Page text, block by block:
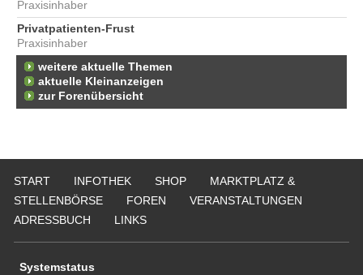
Praxisinhaber
Privatpatienten-Frust
Praxisinhaber
weitere aktuelle Themen
aktuelle Kleinanzeigen
zur Forenübersicht
START INFOTHEK SHOP
MARKTPLATZ &
STELLENBÖRSE
FOREN
VERANSTALTUNGEN
ADRESSBUCH
LINKS
Systemstatus